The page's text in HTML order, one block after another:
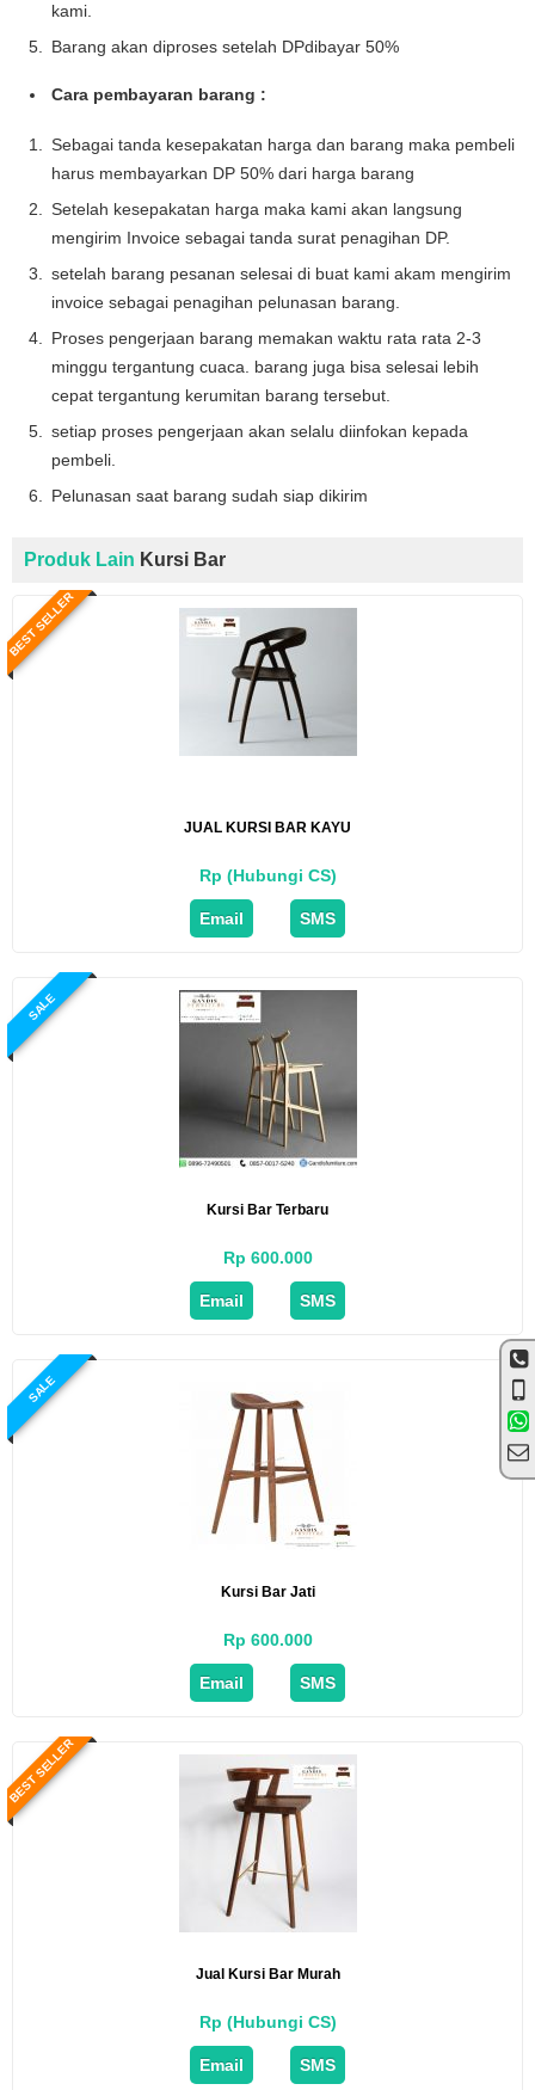
kami.
Barang akan diproses setelah DPdibayar 50%
Cara pembayaran barang :
Sebagai tanda kesepakatan harga dan barang maka pembeli
harus membayarkan DP 50% dari harga barang
Setelah kesepakatan harga maka kami akan langsung
mengirim Invoice sebagai tanda surat penagihan DP.
setelah barang pesanan selesai di buat kami akam mengirim
invoice sebagai penagihan pelunasan barang.
Proses pengerjaan barang memakan waktu rata rata 2-3
minggu tergantung cuaca. barang juga bisa selesai lebih
cepat tergantung kerumitan barang tersebut.
setiap proses pengerjaan akan selalu diinfokan kepada
pembeli.
Pelunasan saat barang sudah siap dikirim
Produk Lain Kursi Bar
BEST SELLER
JUAL KURSI BAR KAYU
Rp (Hubungi CS)
Email SMS
SALE
Kursi Bar Terbaru
Rp 600.000
Email SMS
SALE
Kursi Bar Jati
Rp 600.000
Email SMS
BEST SELLER
Jual Kursi Bar Murah
Rp (Hubungi CS)
Email SMS